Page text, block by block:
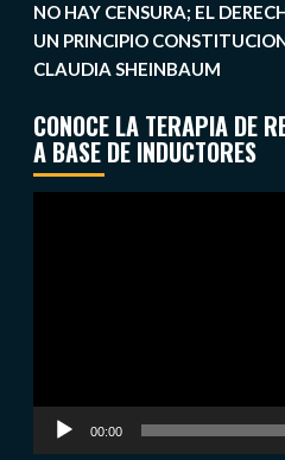
NO HAY CENSURA; EL
UN PRINCIPIO
CLAUDIA SHEINBAUM
CONOCE LA TERAPIA DE
A BASE DE INDUCTORES
00:00